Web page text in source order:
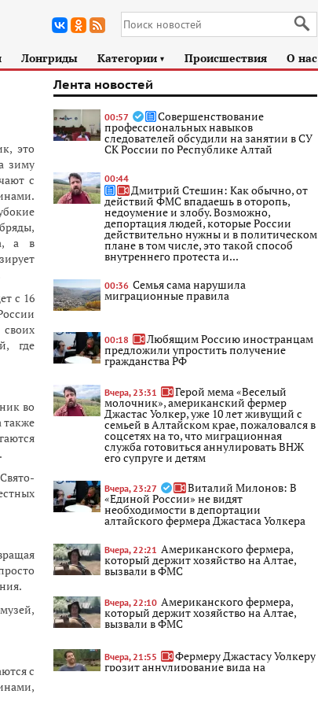
Лонгриды Категории ► Происшествия О нас
это
зиму
с
а в
с 16
где
во
также
с
Лента новостей
00:57 Совершенствование
профессиональных навыков
следователей обсудили на занятии в СУ
СК России по Республике Алтай
00:44
Дмитрий Стешин: Как обычно, от
действий ФМС впадаешь в оторопь,
недоумение и злобу. Возможно,
депортация людей, которые России
действительно нужны и в политическом
плане в том числе, это такой способ
внутреннего протеста и...
00:36 Семья сама нарушила
миграционные правила
00:18 Любящим Россию иностранцам
предложили упростить получение
гражданства РФ
Вчера, 23:31 Герой мема «Веселый
молочник», американский фермер
Джастас Уолкер, уже 10 лет живущий с
семьей в Алтайском крае, пожаловался в
соцсетях на то, что миграционная
служба готовиться аннулировать ВНЖ
его супруге и детям
Вчера, 23:27 Виталий Милонов: В
«Единой России» не видят
необходимости в депортации
алтайского фермера Джастаса Уолкера
Вчера, 22:21 Американского фермера,
который держит хозяйство на Алтае,
вызвали в ФМС
Вчера, 22:10 Американского фермера,
который держит хозяйство на Алтае,
вызвали в ФМС
Вчера, 21:55 Фермеру Джастасу Уолкеру
грозит аннулирование вида на